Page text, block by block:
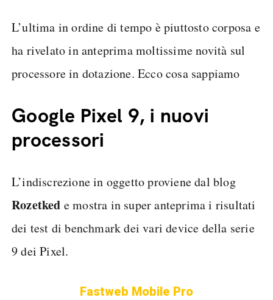
L’ultima in ordine di tempo è piuttosto corposa e
ha rivelato in anteprima moltissime novità sul
processore in dotazione. Ecco cosa sappiamo
Google Pixel 9, i nuovi
processori
L’indiscrezione in oggetto proviene dal blog
Rozetked e mostra in super anteprima i risultati
dei test di benchmark dei vari device della serie
9 dei Pixel.
Fastweb Mobile Pro